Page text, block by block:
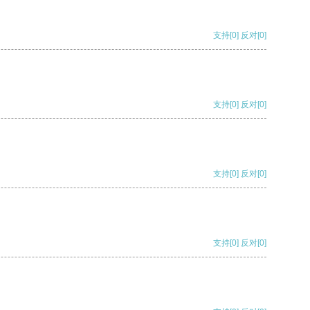
支持[0] 反对[0]
支持[0] 反对[0]
支持[0] 反对[0]
支持[0] 反对[0]